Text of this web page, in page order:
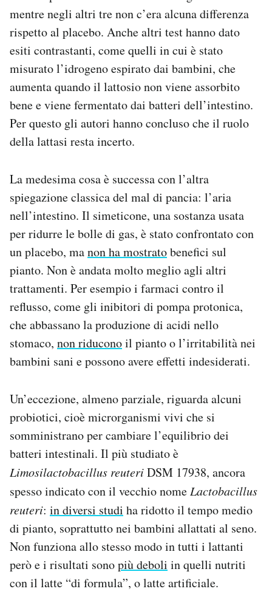
mentre negli altri tre non c’era alcuna differenza
rispetto al placebo. Anche altri test hanno dato
esiti contrastanti, come quelli in cui è stato
misurato l’idrogeno espirato dai bambini, che
aumenta quando il lattosio non viene assorbito
bene e viene fermentato dai batteri dell’intestino.
Per questo gli autori hanno concluso che il ruolo
della lattasi resta incerto.
La medesima cosa è successa con l’altra
spiegazione classica del mal di pancia: l’aria
nell’intestino. Il simeticone, una sostanza usata
per ridurre le bolle di gas, è stato confrontato con
un placebo, manon ha mostratobenefici sul
pianto. Non è andata molto meglio agli altri
trattamenti. Per esempio i farmaci contro il
reflusso, come gli inibitori di pompa protonica,
che abbassano la produzione di acidi nello
stomaco, non riduconoil pianto o l’irritabilità nei
bambini sani e possono avere effetti indesiderati.
Un’eccezione, almeno parziale, riguarda alcuni
probiotici, cioè microrganismi vivi che si
somministrano per cambiare l’equilibrio dei
batteri intestinali. Il più studiato è
Limosilactobacillus reuteriDSM 17938, ancora
spesso indicato con il vecchio nome Lactobacillus
reuteri: in diversi studi ha ridotto il tempo medio
di pianto, soprattutto nei bambini allattati al seno.
Non funziona allo stesso modo in tutti i lattanti
però e i risultati sonopiù deboli in quelli nutriti
con il latte “di formula”, o latte artificiale.